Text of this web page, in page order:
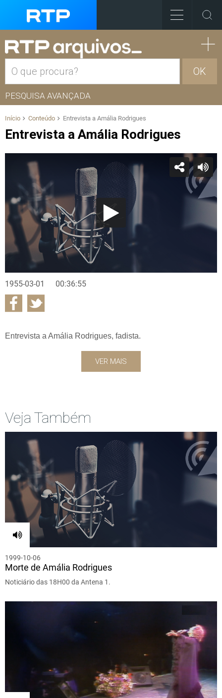
OK
PESQUISA AVANÇADA
Início Conteúdo Entrevista a Amália Rodrigues
Entrevista a Amália Rodrigues
1955-03-01 00:36:55
Entrevista a Amália Rodrigues, fadista.
VER MAIS
Veja Também
1999-10-06
Morte de Amália Rodrigues
Noticiário das 18H00 da Antena 1.